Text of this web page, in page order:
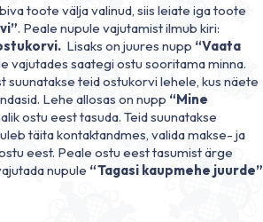
toote välja valinud, siis leiate iga toote
. Peale nupule vajutamist ilmub kiri:
Lisaks on juures nupp “Vaata
vajutades saategi ostu sooritama minna.
suunatakse teid ostukorvi lehele, kus näete
Lehe allosas on nupp “Mine
ostu eest tasuda. Teid suunatakse
täita kontaktandmes, valida makse- ja
eest. Peale ostu eest tasumist ärge
nupule “Tagasi kaupmehe juurde”